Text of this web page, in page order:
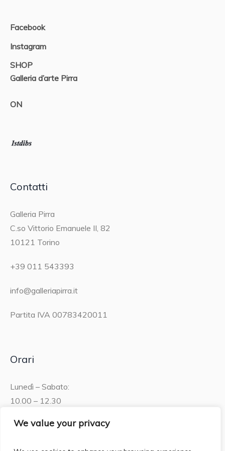
We value your privacy
Facebook
Instagram
SHOP
Galleria d’arte Pirra
ON
Contatti
Galleria Pirra
C.so Vittorio Emanuele II, 82
10121 Torino
+39 011 543393
info@galleriapirra.it
Partita IVA 00783420011
Orari
Lunedì – Sabato:
10.00 – 12.30
15.30 – 19.00